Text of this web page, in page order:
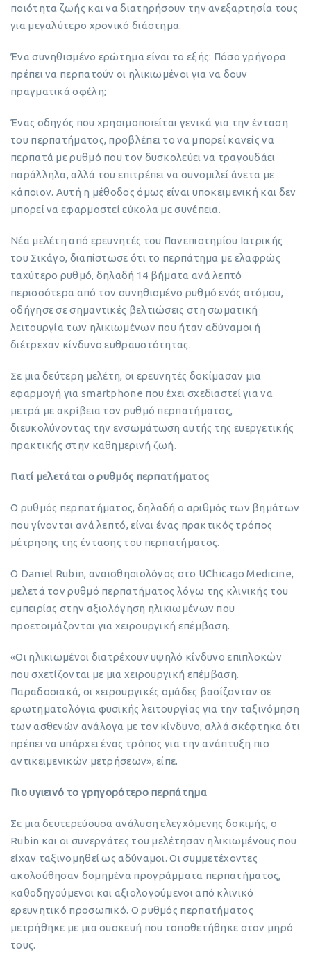
ποιότητα ζωής και να διατηρήσουν την ανεξαρτησία τους
για μεγαλύτερο χρονικό διάστημα.
Ένα συνηθισμένο ερώτημα είναι το εξής: Πόσο γρήγορα
πρέπει να περπατούν οι ηλικιωμένοι για να δουν
πραγματικά οφέλη;
Ένας οδηγός που χρησιμοποιείται γενικά για την ένταση
του περπατήματος, προβλέπει το να μπορεί κανείς να
περπατά με ρυθμό που τον δυσκολεύει να τραγουδάει
παράλληλα, αλλά του επιτρέπει να συνομιλεί άνετα με
κάποιον. Αυτή η μέθοδος όμως είναι υποκειμενική και δεν
μπορεί να εφαρμοστεί εύκολα με συνέπεια.
Νέα μελέτη από ερευνητές του Πανεπιστημίου Ιατρικής
του Σικάγο, διαπίστωσε ότι το περπάτημα με ελαφρώς
ταχύτερο ρυθμό, δηλαδή 14 βήματα ανά λεπτό
περισσότερα από τον συνηθισμένο ρυθμό ενός ατόμου,
οδήγησε σε σημαντικές βελτιώσεις στη σωματική
λειτουργία των ηλικιωμένων που ήταν αδύναμοι ή
διέτρεχαν κίνδυνο ευθραυστότητας.
Σε μια δεύτερη μελέτη, οι ερευνητές δοκίμασαν μια
εφαρμογή για smartphone που έχει σχεδιαστεί για να
μετρά με ακρίβεια τον ρυθμό περπατήματος,
διευκολύνοντας την ενσωμάτωση αυτής της ευεργετικής
πρακτικής στην καθημερινή ζωή.
Γιατί μελετάται ο ρυθμός περπατήματος
Ο ρυθμός περπατήματος, δηλαδή ο αριθμός των βημάτων
που γίνονται ανά λεπτό, είναι ένας πρακτικός τρόπος
μέτρησης της έντασης του περπατήματος.
Ο Daniel Rubin, αναισθησιολόγος στο UChicago Medicine,
μελετά τον ρυθμό περπατήματος λόγω της κλινικής του
εμπειρίας στην αξιολόγηση ηλικιωμένων που
προετοιμάζονται για χειρουργική επέμβαση.
«Οι ηλικιωμένοι διατρέχουν υψηλό κίνδυνο επιπλοκών
που σχετίζονται με μια χειρουργική επέμβαση.
Παραδοσιακά, οι χειρουργικές ομάδες βασίζονταν σε
ερωτηματολόγια φυσικής λειτουργίας για την ταξινόμηση
των ασθενών ανάλογα με τον κίνδυνο, αλλά σκέφτηκα ότι
πρέπει να υπάρχει ένας τρόπος για την ανάπτυξη πιο
αντικειμενικών μετρήσεων», είπε.
Πιο υγιεινό το γρηγορότερο περπάτημα
Σε μια δευτερεύουσα ανάλυση ελεγχόμενης δοκιμής, ο
Rubin και οι συνεργάτες του μελέτησαν ηλικιωμένους που
είχαν ταξινομηθεί ως αδύναμοι. Οι συμμετέχοντες
ακολούθησαν δομημένα προγράμματα περπατήματος,
καθοδηγούμενοι και αξιολογούμενοι από κλινικό
ερευνητικό προσωπικό. Ο ρυθμός περπατήματος
μετρήθηκε με μια συσκευή που τοποθετήθηκε στον μηρό
τους.